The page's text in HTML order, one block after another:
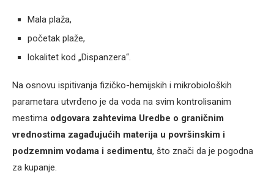
Mala plaža,
početak plaže,
lokalitet kod „Dispanzera“.
Na osnovu ispitivanja fizičko-hemijskih i mikrobioloških
parametara utvrđeno je da voda na svim kontrolisanim
mestima odgovara zahtevima Uredbe o graničnim
vrednostima zagađujućih materija u površinskim i
podzemnim vodama i sedimentu, što znači da je pogodna
za kupanje.